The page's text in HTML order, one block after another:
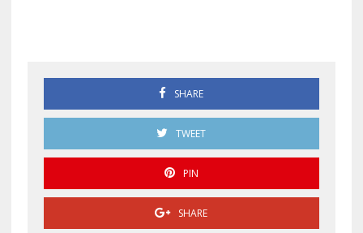
SHARE
TWEET
PIN
SHARE